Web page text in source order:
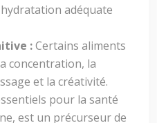
adéquate
:Certains aliments
concentration, la
et la créativité.
pour la santé
est un précurseur de